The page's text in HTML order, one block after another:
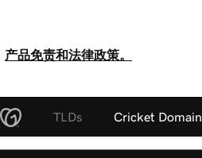
产品免责和法律政策。
TLDs Cricket Domain